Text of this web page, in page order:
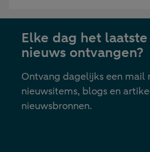
nieuwe
tab
Elke dag het
nieuws ontvangen?
Ontvang dagelijks een mail
nieuwsitems, blogs en
nieuwsbronnen.